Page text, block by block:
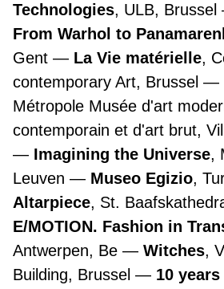
Technologies, ULB, Brussel
From Warhol to
Gent
La Vie matérielle,
contemporary Art, Brussel
Métropole Musée d'art
contemporain et d'art brut,
Imagining the Universe,
Leuven
Museo Egizio,
Altarpiece, St.
E/MOTION. Fashion in
Antwerpen, Be
Witches,
Building, Brussel
10